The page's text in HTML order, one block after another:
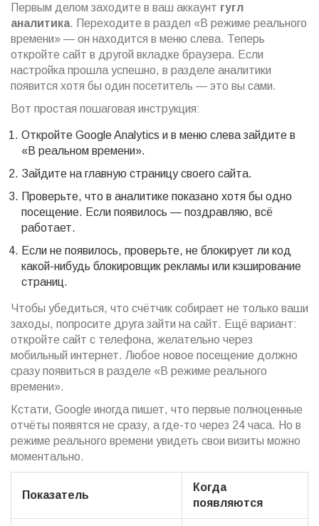
Первым делом заходите в ваш аккаунт гугл
аналитика. Переходите в раздел «В режиме реального
времени» — он находится в меню слева. Теперь
откройте сайт в другой вкладке браузера. Если
настройка прошла успешно, в разделе аналитики
появится хотя бы один посетитель — это вы сами.
Вот простая пошаговая инструкция:
Откройте Google Analytics и в меню слева зайдите в
«В реальном времени».
Зайдите на главную страницу своего сайта.
Проверьте, что в аналитике показано хотя бы одно
посещение. Если появилось — поздравляю, всё
работает.
Если не появилось, проверьте, не блокирует ли код
какой-нибудь блокировщик рекламы или кэширование
страниц.
Чтобы убедиться, что счётчик собирает не только ваши
заходы, попросите друга зайти на сайт. Ещё вариант:
откройте сайт с телефона, желательно через
мобильный интернет. Любое новое посещение должно
сразу появиться в разделе «В режиме реального
времени».
Кстати, Google иногда пишет, что первые полноценные
отчёты появятся не сразу, а где-то через 24 часа. Но в
режиме реального времени увидеть свои визиты можно
моментально.
Показатель
Когда
появляются